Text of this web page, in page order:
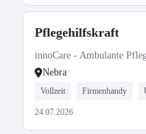
Pflegehilfskraft
innoCare - Ambulante
Nebra
Vollzeit Firmenhandy
24.07.2026